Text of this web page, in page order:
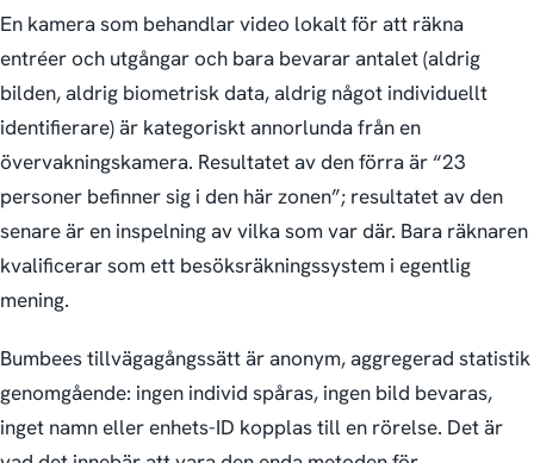
En kamera som behandlar video lokalt för att räkna
entréer och utgångar och bara bevarar antalet (aldrig
bilden, aldrig biometrisk data, aldrig något individuellt
identifierare) är kategoriskt annorlunda från en
övervaknings­kamera. Resultatet av den förra är “23
personer befinner sig i den här zonen”; resultatet av den
senare är en inspelning av vilka som var där. Bara räknaren
kvalificerar som ett besöksräkningssystem i egentlig
mening.
Bumbees tillvägagångssätt är anonym, aggregerad statistik
genomgående: ingen individ spåras, ingen bild bevaras,
inget namn eller enhets-ID kopplas till en rörelse. Det är